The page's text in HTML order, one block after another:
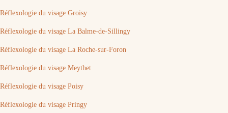
Réflexologie du visage Groisy
Réflexologie du visage La Balme-de-Sillingy
Réflexologie du visage La Roche-sur-Foron
Réflexologie du visage Meythet
Réflexologie du visage Poisy
Réflexologie du visage Pringy